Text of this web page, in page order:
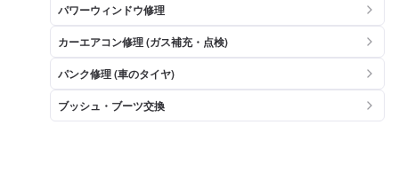
パワーウィンドウ修理
カーエアコン修理 (ガス補充・点検)
パンク修理 (車のタイヤ)
ブッシュ・ブーツ交換